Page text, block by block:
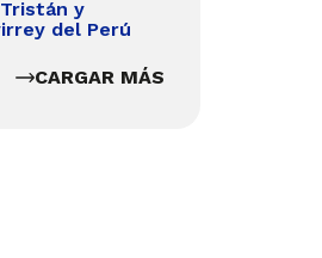
y
del Perú
CARGAR MÁS